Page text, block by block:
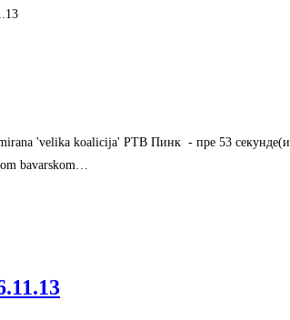
'velika koalicija' РТВ Пинк - ‎пре 53
bavarskom…